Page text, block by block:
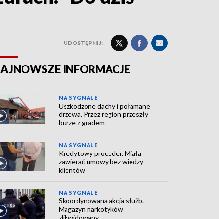
UDOSTĘPNIJ:
INFORMACJE
NA SYGNALE
Uszkodzone dachy i połamane
drzewa. Przez region przeszły
burze z gradem
NA SYGNALE
Kredytowy proceder. Miała
zawierać umowy bez wiedzy
klientów
NA SYGNALE
Skoordynowana akcja służb.
Magazyn narkotyków
zlikwidowany